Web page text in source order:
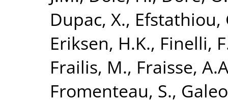
Dupac, X., Efstathiou,
Eriksen, H.K., Finelli,
Frailis, M., Fraisse,
Fromenteau, S.,